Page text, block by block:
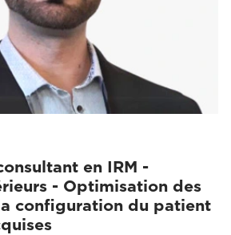
en IRM -
- Optimisation des
configuration du patient